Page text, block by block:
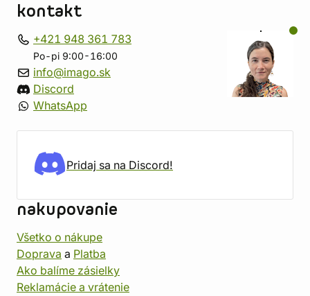
kontakt
+421 948 361 783
Po-pi 9:00-16:00
info@imago.sk
Discord
WhatsApp
Pridaj sa na Discord!
nakupovanie
Všetko o nákupe
Doprava a Platba
Ako balíme zásielky
Reklamácie a vrátenie